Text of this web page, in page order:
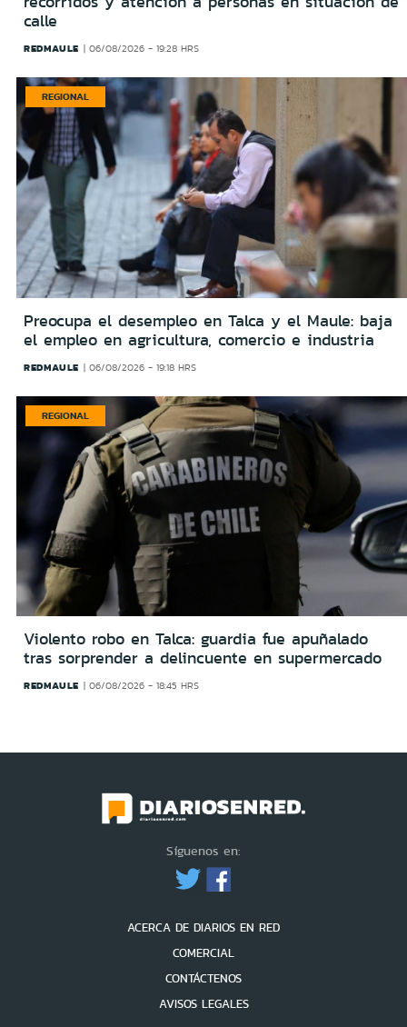
calle
REDMAULE 06/08/2026 - 19:28 HRS
REGIONAL
Preocupa el desempleo en Talca y el Maule: baja
el empleo en agricultura, comercio e industria
REDMAULE 06/08/2026 - 19:18 HRS
REGIONAL
Violento robo en Talca: guardia fue apuñalado
tras sorprender a delincuente en supermercado
REDMAULE 06/08/2026 - 18:45 HRS
Síguenos en:
ACERCA DE DIARIOS EN RED
COMERCIAL
CONTÁCTENOS
AVISOS LEGALES